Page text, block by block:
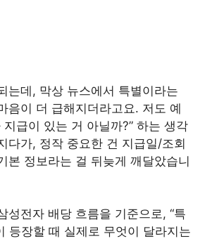
는데, 막상 뉴스에서 특별이라는
음이 더 급해지더라고요. 저도 예
지급이 있는 거 아닐까?” 하는 생각
다가, 정작 중요한 건 지급일/조회
본 정보라는 걸 뒤늦게 깨달았습니
성전자 배당 흐름을 기준으로, “특
등장할 때 실제로 무엇이 달라지는